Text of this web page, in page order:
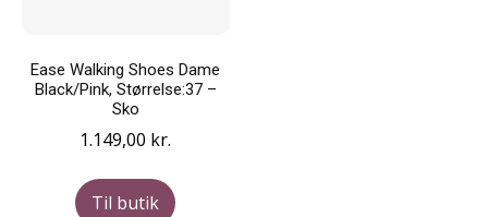
Ease Walking Shoes Dame
Black/Pink, Størrelse:37 –
Sko
1.149,00 kr.
Til butik